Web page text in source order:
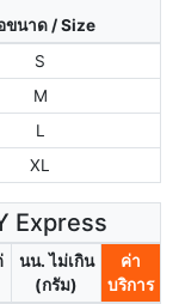
ขนาด / Size
S
M
L
XL
Express
นน. ไม่เกิน
(กรัม)
ค่า
บริการ